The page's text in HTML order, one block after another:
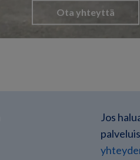
Ota yhteyttä
Jos